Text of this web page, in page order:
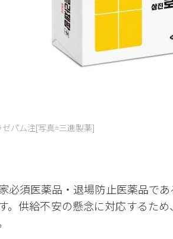
パム注[写真=三進製薬]
必須医薬品・退場防止医薬品で
。供給不安の懸念に対応するた